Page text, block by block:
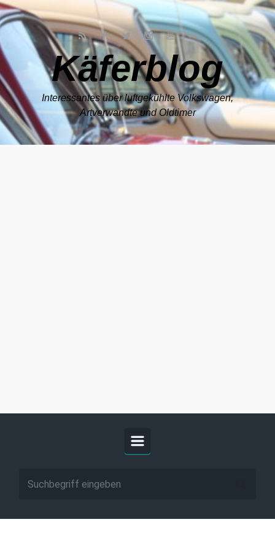
Zum Hauptinhalt springen
Käferblog
Interessantes über luftgekühlte Volkswagen,
Artverwandte und Oldtimer